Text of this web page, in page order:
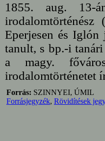
1855. aug. 13-
irodalomtörténész
Eperjesen és
tanult, s bp.-i
a magy.
irodalomtörténetet
Forrás: SZINNYEI, ÚMIL
Forrásjegyzék, Rövidítések